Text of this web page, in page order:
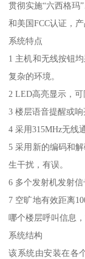
贯彻实施“六西格玛
和美国FCC认证，
系统特点
1 主机和无线按钮
复杂的环境。
2 LED高亮显示，
3 楼层语音提醒或
4 采用315MHz无线
5 采用新的编码和
生干扰，有误。
6 多个发射机发射信
7 空旷地有效距离
哪个楼层呼叫信息
系统结构
该系统由安装在各